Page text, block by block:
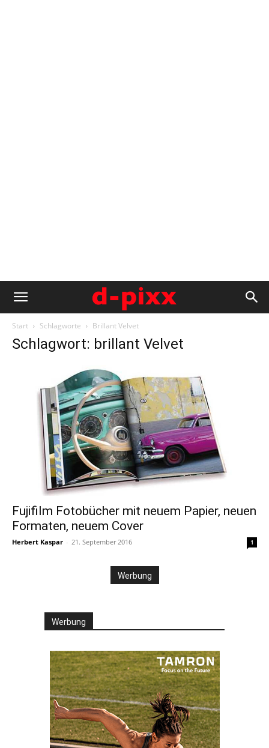
Start Schlagworte Brillant Velvet
Schlagwort: brillant Velvet
Fujifilm Fotobücher mit neuem Papier, neuen
Formaten, neuem Cover
Herbert Kaspar - 21. September 2016 1
Werbung
Werbung